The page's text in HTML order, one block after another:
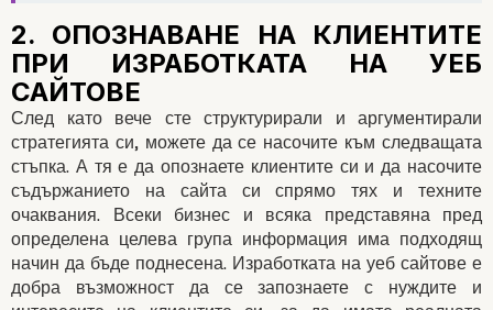
След като вече сте структурирали и аргументирали
стратегията си, можете да се насочите към следващата
стъпка. А тя е да опознаете клиентите си и да насочите
съдържанието на сайта си спрямо тях и техните
очаквания. Всеки бизнес и всяка представяна пред
определена целева група информация има подходящ
начин да бъде поднесена. Изработката на уеб сайтове е
добра възможност да се запознаете с нуждите и